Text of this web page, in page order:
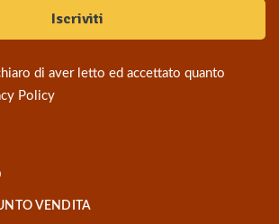
di aver letto ed accettato quanto
Policy
VENDITA